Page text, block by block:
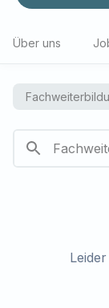
Über uns